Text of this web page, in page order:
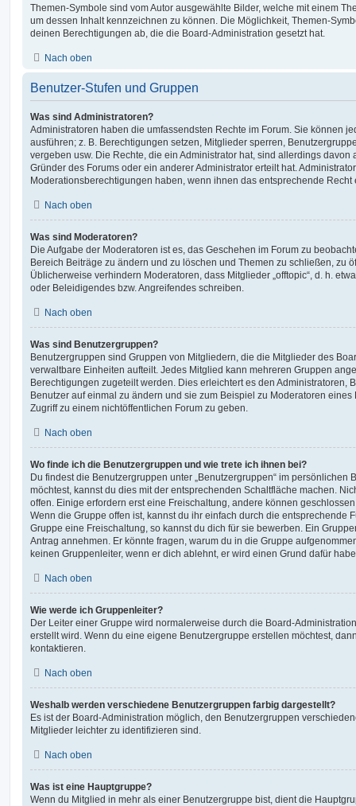
Themen-Symbole sind vom Autor ausgewählte Bilder, welche mit einem
um dessen Inhalt kennzeichnen zu können. Die Möglichkeit, Themen-
deinen Berechtigungen ab, die die Board-Administration gesetzt hat.
Nach oben
Benutzer-Stufen und Gruppen
Was sind Administratoren?
Administratoren haben die umfassendsten Rechte im Forum. Sie können
ausführen; z. B. Berechtigungen setzen, Mitglieder sperren,
vergeben usw. Die Rechte, die ein Administrator hat, sind allerdings
Gründer des Forums oder ein anderer Administrator erteilt hat.
Moderationsberechtigungen haben, wenn ihnen das entsprechende Recht
Nach oben
Was sind Moderatoren?
Die Aufgabe der Moderatoren ist es, das Geschehen im Forum zu
Bereich Beiträge zu ändern und zu löschen und Themen zu schließen, zu
Üblicherweise verhindern Moderatoren, dass Mitglieder „offtopic“, d. h.
oder Beleidigendes bzw. Angreifendes schreiben.
Nach oben
Was sind Benutzergruppen?
Benutzergruppen sind Gruppen von Mitgliedern, die die Mitglieder des
verwaltbare Einheiten aufteilt. Jedes Mitglied kann mehreren Gruppen
Berechtigungen zugeteilt werden. Dies erleichtert es den Administratoren,
Benutzer auf einmal zu ändern und sie zum Beispiel zu Moderatoren
Zugriff zu einem nichtöffentlichen Forum zu geben.
Nach oben
Wo finde ich die Benutzergruppen und wie trete ich ihnen bei?
Du findest die Benutzergruppen unter „Benutzergruppen“ im persönlichen
möchtest, kannst du dies mit der entsprechenden Schaltfläche machen.
offen. Einige erfordern erst eine Freischaltung, andere können
Wenn die Gruppe offen ist, kannst du ihr einfach durch die entsprechende
Gruppe eine Freischaltung, so kannst du dich für sie bewerben. Ein
Antrag annehmen. Er könnte fragen, warum du in die Gruppe
keinen Gruppenleiter, wenn er dich ablehnt, er wird einen Grund dafür
Nach oben
Wie werde ich Gruppenleiter?
Der Leiter einer Gruppe wird normalerweise durch die Board-
erstellt wird. Wenn du eine eigene Benutzergruppe erstellen möchtest,
kontaktieren.
Nach oben
Weshalb werden verschiedene Benutzergruppen farbig dargestellt?
Es ist der Board-Administration möglich, den Benutzergruppen
Mitglieder leichter zu identifizieren sind.
Nach oben
Was ist eine Hauptgruppe?
Wenn du Mitglied in mehr als einer Benutzergruppe bist, dient die